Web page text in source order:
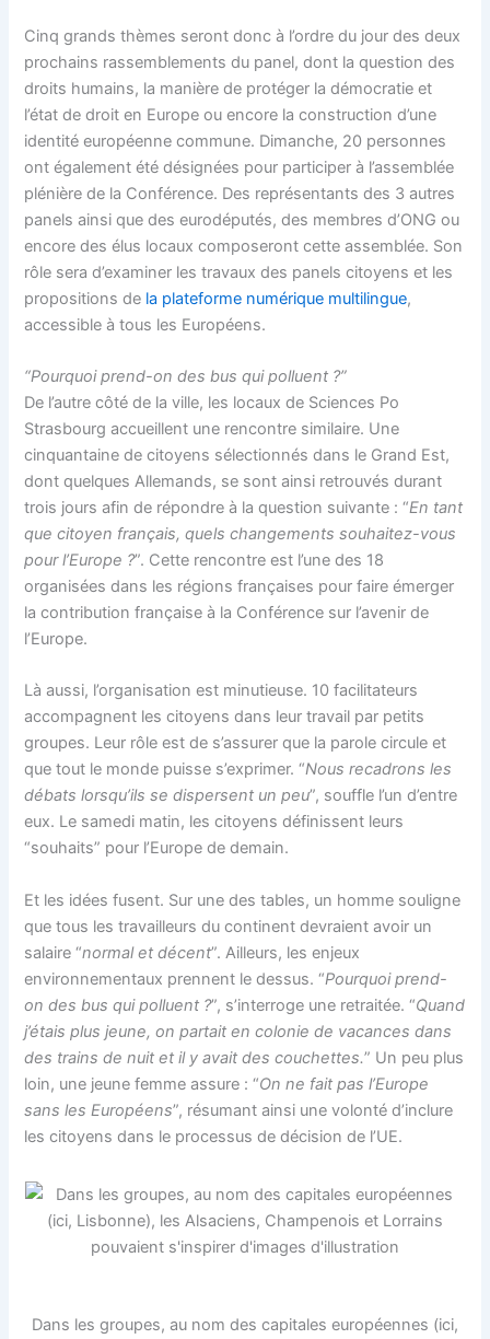
Cinq grands thèmes seront donc à l’ordre du jour des deux
prochains rassemblements du panel, dont la question des
droits humains, la manière de protéger la démocratie et
l’état de droit en Europe ou encore la construction d’une
identité européenne commune. Dimanche, 20 personnes
ont également été désignées pour participer à l’assemblée
plénière de la Conférence. Des représentants des 3 autres
panels ainsi que des eurodéputés, des membres d’ONG ou
encore des élus locaux composeront cette assemblée. Son
rôle sera d’examiner les travaux des panels citoyens et les
propositions de la plateforme numérique multilingue,
accessible à tous les Européens.
“Pourquoi prend-on des bus qui polluent ?”
De l’autre côté de la ville, les locaux de Sciences Po
Strasbourg accueillent une rencontre similaire. Une
cinquantaine de citoyens sélectionnés dans le Grand Est,
dont quelques Allemands, se sont ainsi retrouvés durant
trois jours afin de répondre à la question suivante : “En tant
que citoyen français, quels changements souhaitez-vous
pour l’Europe ?”. Cette rencontre est l’une des 18
organisées dans les régions françaises pour faire émerger
la contribution française à la Conférence sur l’avenir de
l’Europe.
Là aussi, l’organisation est minutieuse. 10 facilitateurs
accompagnent les citoyens dans leur travail par petits
groupes. Leur rôle est de s’assurer que la parole circule et
que tout le monde puisse s’exprimer. “Nous recadrons les
débats lorsqu’ils se dispersent un peu”, souffle l’un d’entre
eux. Le samedi matin, les citoyens définissent leurs
“souhaits” pour l’Europe de demain.
Et les idées fusent. Sur une des tables, un homme souligne
que tous les travailleurs du continent devraient avoir un
salaire “normal et décent”. Ailleurs, les enjeux
environnementaux prennent le dessus. “Pourquoi prend-
on des bus qui polluent ?”, s’interroge une retraitée. “Quand
j’étais plus jeune, on partait en colonie de vacances dans
des trains de nuit et il y avait des couchettes.” Un peu plus
loin, une jeune femme assure : “On ne fait pas l’Europe
sans les Européens”, résumant ainsi une volonté d’inclure
les citoyens dans le processus de décision de l’UE.
Dans les groupes, au nom des capitales européennes (ici,